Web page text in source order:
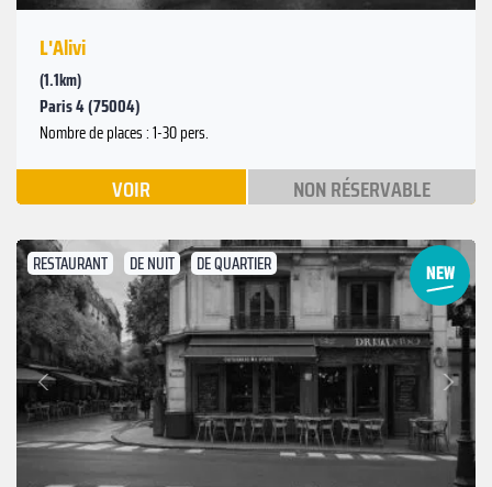
L'Alivi
(1.1km)
Paris 4 (75004)
Nombre de places : 1-30 pers.
VOIR NON RÉSERVABLE
RESTAURANT DE NUIT DE QUARTIER
Précédent
Suivant